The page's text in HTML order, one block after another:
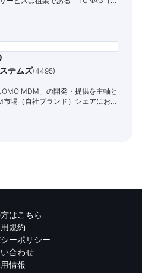
ントを高めるITサービスです。
だいており、従業員の定着率向上
テムズ(4495)
MDM」の開発・提供を主軸と
場（自社ブランド）シェアにおい
アNo.１を達成
はこちら
規約
ーポリシー
合わせ
情報